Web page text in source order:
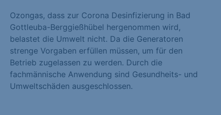
Ozongas, dass zur Corona Desinfizierung in Bad
Gottleuba-Berggießhübel hergenommen wird,
belastet die Umwelt nicht. Da die Generatoren
strenge Vorgaben erfüllen müssen, um für den
Betrieb zugelassen zu werden. Durch die
fachmännische Anwendung sind Gesundheits- und
Umweltschäden ausgeschlossen.